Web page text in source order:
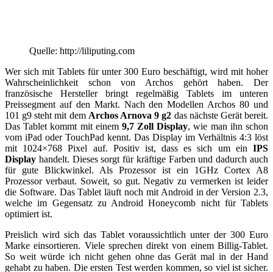
Quelle: http://liliputing.com
Wer sich mit Tablets für unter 300 Euro beschäftigt, wird mit hoher
Wahrscheinlichkeit schon von Archos gehört haben. Der
französische Hersteller bringt regelmäßig Tablets im unteren
Preissegment auf den Markt. Nach den Modellen Archos 80 und
101 g9 steht mit dem Archos Arnova 9 g2 das nächste Gerät bereit.
Das Tablet kommt mit einem 9,7 Zoll Display, wie man ihn schon
vom iPad oder TouchPad kennt. Das Display im Verhältnis 4:3 löst
mit 1024×768 Pixel auf. Positiv ist, dass es sich um ein IPS
Display handelt. Dieses sorgt für kräftige Farben und dadurch auch
für gute Blickwinkel. Als Prozessor ist ein 1GHz Cortex A8
Prozessor verbaut. Soweit, so gut. Negativ zu vermerken ist leider
die Software. Das Tablet läuft noch mit Android in der Version 2.3,
welche im Gegensatz zu Android Honeycomb nicht für Tablets
optimiert ist.
Preislich wird sich das Tablet voraussichtlich unter der 300 Euro
Marke einsortieren. Viele sprechen direkt von einem Billig-Tablet.
So weit würde ich nicht gehen ohne das Gerät mal in der Hand
gehabt zu haben. Die ersten Test werden kommen, so viel ist sicher.